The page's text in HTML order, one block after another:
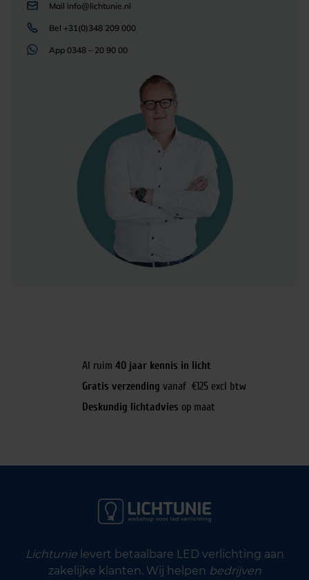
Mail info@lichtunie.nl
Bel +31(0)348 209 000
App 0348 – 20 90 00
Al ruim 40 jaar kennis in licht
Gratis verzending vanaf €125 excl btw
Deskundig lichtadvies op maat
Lichtunielevert betaalbare LED verlichting aan
zakelijke klanten. Wij helpen bedrijven